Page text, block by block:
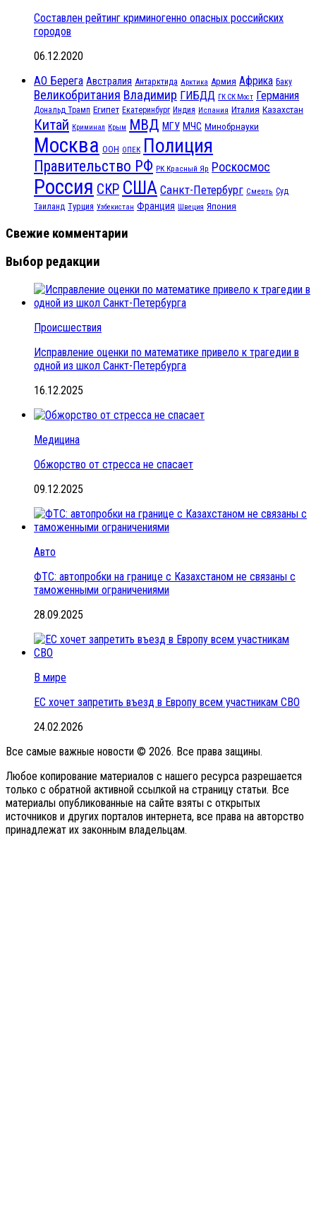
Составлен рейтинг криминогенно опасных российских
городов
06.12.2020
АО Берега Австралия Антарктида Арктика Армия Африка Баку
Великобритания Владимир ГИБДД ГК СК Мост Германия
Дональд Трамп Египет Екатеринбург Индия Испания Италия Казахстан
Китай Криминал Крым МВД МГУ МЧС Минобрнауки
Москва ООН ОПЕК Полиция
Правительство РФ РК Красный Яр Роскосмос
Россия СКР США Санкт-Петербург Смерть Суд
Таиланд Турция Узбекистан Франция Швеция Япония
Свежие комментарии
Выбор редакции
Происшествия
Исправление оценки по математике привело к трагедии в
одной из школ Санкт-Петербурга
16.12.2025
Медицина
Обжорство от стресса не спасает
09.12.2025
Авто
ФТС: автопробки на границе с Казахстаном не связаны с
таможенными ограничениями
28.09.2025
В мире
ЕС хочет запретить въезд в Европу всем участникам СВО
24.02.2026
Все самые важные новости © 2026. Все права защины.
Любое копирование материалов с нашего ресурса разрешается
только с обратной активной ссылкой на страницу статьи. Все
материалы опубликованные на сайте взяты с открытых
источников и других порталов интернета, все права на авторство
принадлежат их законным владельцам.